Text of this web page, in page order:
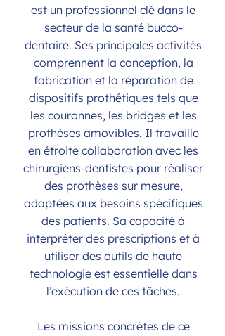
est un professionnel clé dans le
secteur de la santé bucco-
dentaire. Ses principales activités
comprennent la conception, la
fabrication et la réparation de
dispositifs prothétiques tels que
les couronnes, les bridges et les
prothèses amovibles. Il travaille
en étroite collaboration avec les
chirurgiens-dentistes pour réaliser
des prothèses sur mesure,
adaptées aux besoins spécifiques
des patients. Sa capacité à
interpréter des prescriptions et à
utiliser des outils de haute
technologie est essentielle dans
l’exécution de ces tâches.
Les missions concrètes de ce